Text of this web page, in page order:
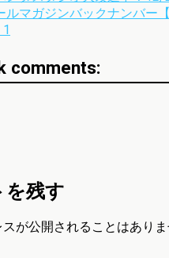
ルマガジンバックナンバー
comments:
を残す
が公開されることはありま